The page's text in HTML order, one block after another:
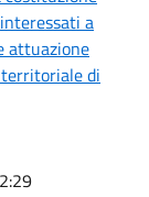
a
attuazione
di